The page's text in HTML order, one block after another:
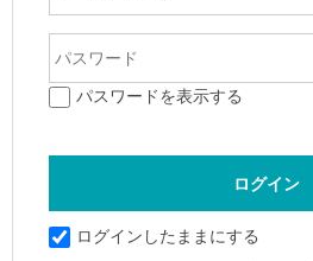
パスワードを表示する
ログインしたままにする